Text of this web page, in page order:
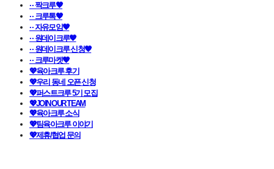
· · 짝크루🧡
· · 크루톡🧡
· · 자유모임🧡
· · 원데이크루🧡
· · 원데이크루 신청🧡
· · 크루마켓🧡
💖육아크루 후기
💖우리 동네 오픈 신청
💖퍼스트크루 5기 모집
💖JOIN OUR TEAM
💖육아크루 소식
💖팀육아크루 이야기
💖제휴/협업 문의